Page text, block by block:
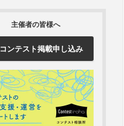
主催者の皆様へ
コンテスト掲載申し込み